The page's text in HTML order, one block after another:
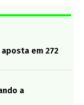
aposta em 272
a